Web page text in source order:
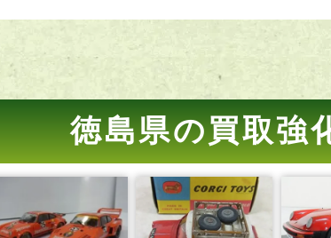
徳島県の買取強